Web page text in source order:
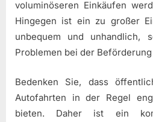
voluminöseren Einkäufen
Hingegen ist ein zu großer
unbequem und unhandlich,
Problemen bei der
Bedenken Sie, dass
Autofahrten in der Regel
bieten. Daher ist ein